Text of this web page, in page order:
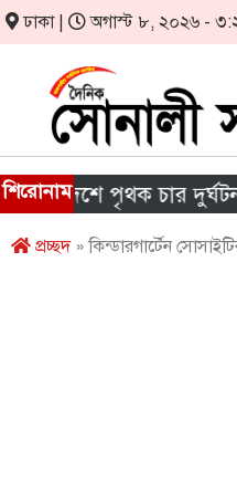
ঢাকা | অগাস্ট ৮, ২০২৬ -
শিরোনাম
দেশে পৃথক চার দুর্ঘটনায়
প্রচ্ছদ» কিন্ডারগার্টেন